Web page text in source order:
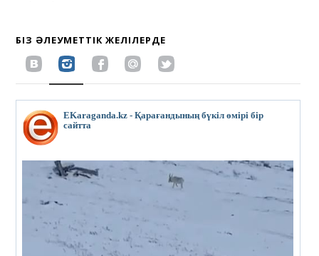
БІЗ ӘЛЕУМЕТТІК ЖЕЛІЛЕРДЕ
EKaraganda.kz - Қарағандының бүкіл өмірі бір
сайтта